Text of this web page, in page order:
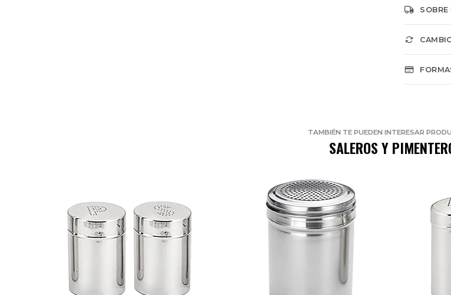
SOBRE
TAMBIÉN TE PUEDEN INTERESAR
SALEROS Y